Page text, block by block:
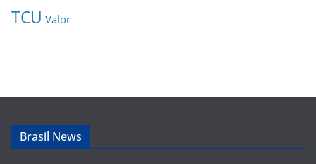
TCU Valor
Brasil News